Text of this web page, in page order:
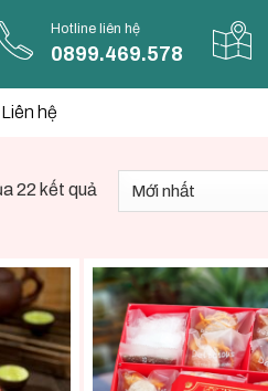
Hotline liên hệ
0899.469.578
Liên hệ
22 kết quả